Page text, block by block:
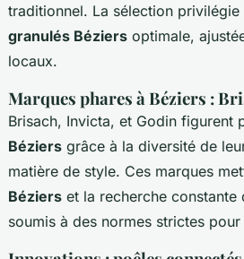
traditionnel. La sélection
granulés Béziers optimale,
locaux.
Marques phares à Béziers :
Brisach, Invicta, et Godin figurent
Béziers grâce à la diversité de
matière de style. Ces marques
Béziers et la recherche constante
soumis à des normes strictes